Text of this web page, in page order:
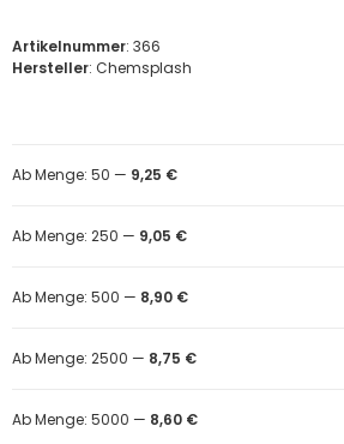
Artikelnummer: 366
Hersteller: Chemsplash
Ab Menge: 50 — 9,25 €
Ab Menge: 250 — 9,05 €
Ab Menge: 500 — 8,90 €
Ab Menge: 2500 — 8,75 €
Ab Menge: 5000 — 8,60 €